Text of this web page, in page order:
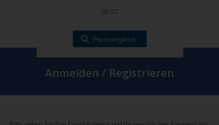
28 ST
Preisvergleich
Anmelden / Registrieren